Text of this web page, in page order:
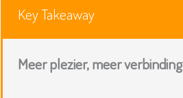
Key Takeaway
Meer plezier, meer verbinding